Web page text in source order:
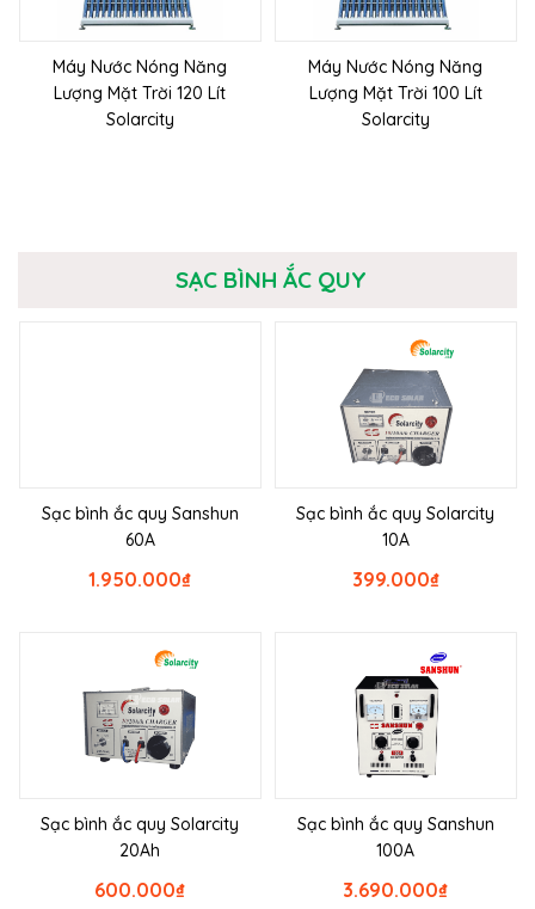
Máy Nước Nóng Năng
Lượng Mặt Trời 120 Lít
Solarcity
Máy Nước Nóng Năng
Lượng Mặt Trời 100 Lít
Solarcity
SẠC BÌNH ẮC QUY
Sạc bình ắc quy Sanshun
60A
₫
1.950.000
Sạc bình ắc quy Solarcity
10A
₫
399.000
Sạc bình ắc quy Solarcity
20Ah
₫
600.000
Sạc bình ắc quy Sanshun
100A
₫
3.690.000